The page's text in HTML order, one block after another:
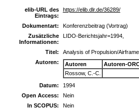
elib-URL des
Eintrags:
https://elib.dlr.de/36289/
Dokumentart:
Konferenzbeitrag (Vortrag)
Zusätzliche
Informationen:
LIDO-Berichtsjahr=1994,
Titel:
Analysis of Propulsion/
Autoren:
Autoren
Autoren-
Rossow, C.-C.
Datum:
1994
Open Access:
Nein
In SCOPUS:
Nein